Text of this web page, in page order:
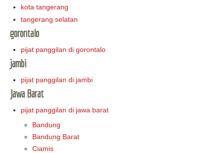
kota tangerang
tangerang selatan
gorontalo
pijat panggilan di gorontalo
jambi
pijat panggilan di jambi
Jawa Barat
pijat panggilan di jawa barat
Bandung
Bandung Barat
Ciamis